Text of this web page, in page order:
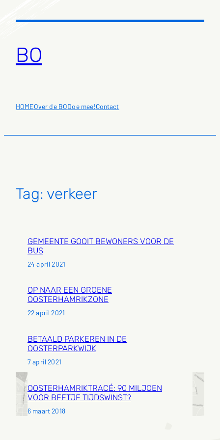
naar
BO
HOMEOver de BODoe mee!Contact
Tag: verkeer
GEMEENTE GOOIT BEWONERS VOOR DE
BUS
24 april 2021
OP NAAR EEN GROENE
OOSTERHAMRIKZONE
22 april 2021
BETAALD PARKEREN IN DE
OOSTERPARKWIJK
7 april 2021
OOSTERHAMRIKTRACÉ: 90 MILJOEN
VOOR BEETJE TIJDSWINST?
6 maart 2018